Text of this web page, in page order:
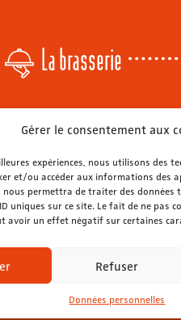
Gérer le consentement aux
expériences, nous utilisons des
et/ou accéder aux informations des
nous permettra de traiter des données
uniques sur ce site. Le fait de ne pas
avoir un effet négatif sur certaines
Refuser
Données personnelles
La brasserie
Mardi & mercredi: 11h -
Jeudi: 11h - 1h
Vendredi & samedi: 11h
Dimanche: 11h - 00h